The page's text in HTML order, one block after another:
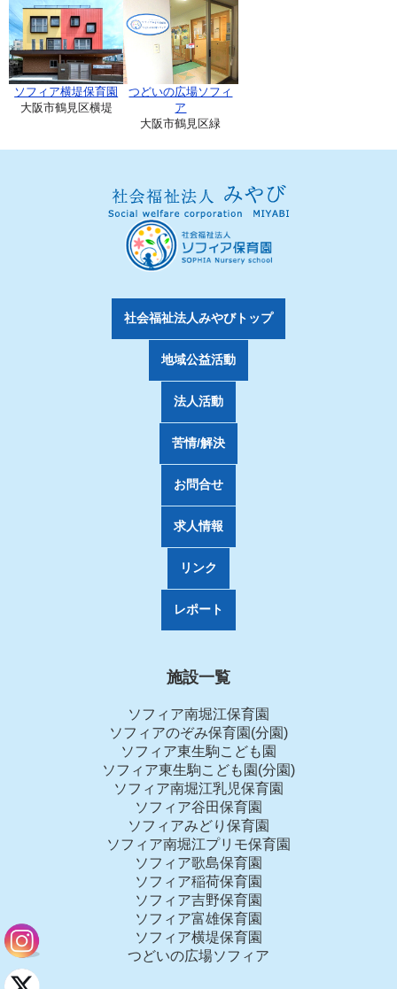
ソフィア横堤保育園
大阪市鶴見区横堤
つどいの広場ソフィ
ア
大阪市鶴見区緑
社会福祉法人みやびトップ
地域公益活動
法人活動
苦情/解決
お問合せ
求人情報
リンク
レポート
施設一覧
ソフィア南堀江保育園
ソフィアのぞみ保育園(分園)
ソフィア東生駒こども園
ソフィア東生駒こども園(分園)
ソフィア南堀江乳児保育園
ソフィア谷田保育園
ソフィアみどり保育園
ソフィア南堀江プリモ保育園
ソフィア歌島保育園
ソフィア稲荷保育園
ソフィア吉野保育園
ソフィア富雄保育園
ソフィア横堤保育園
つどいの広場ソフィア